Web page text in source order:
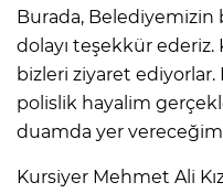
Burada, Belediyemizin
dolayı teşekkür
bizleri ziyaret
polislik hayalim
duamda yer
Kursiyer Mehmet Ali